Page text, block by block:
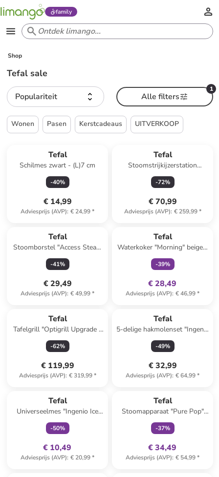
family
Shop
Tefal sale
Populariteit
1
Alle filters
Wonen Pasen Kerstcadeaus UITVERKOOP
Tefal
Schilmes zwart - (L)7 cm
-40%
€ 14,99
Adviesprijs (AVP): € 24,99*
Tefal
Stoomstrijkijzerstation
"Express Essential" wit/petrol
-72%
€ 70,99
Adviesprijs (AVP): € 259,99*
Tefal
Stoomborstel "Access Steam
First" wit/groen
-41%
€ 29,49
Adviesprijs (AVP): € 49,99*
Tefal
Waterkoker "Morning" beige -
1,7 l
-39%
€ 28,49
Adviesprijs (AVP): € 46,99*
Tefal
Tafelgrill "Optigrill Upgrade -
GC717810" zwart
-62%
€ 119,99
Adviesprijs (AVP): € 319,99*
Tefal
5-delige hakmolenset "Ingenio
Maxi-Kit" zwart/groen - 900
ml
-49%
€ 32,99
Adviesprijs (AVP): € 64,99*
Tefal
Universeelmes "Ingenio Ice
Force" zwart - (L)11 cm
-50%
€ 10,49
Adviesprijs (AVP): € 20,99*
Tefal
Stoomapparaat "Pure Pop"
blauw/groen
-37%
€ 34,49
Adviesprijs (AVP): € 54,99*